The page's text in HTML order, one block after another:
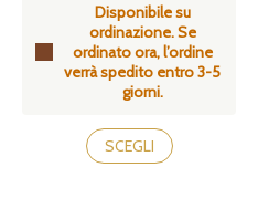
Disponibile su
ordinazione. Se
ordinato ora, l’ordine
verrà spedito entro 3-5
giorni.
prezzo:
da
49,90€
a
55,90€
SCEGLI
Questo
prodotto
ha